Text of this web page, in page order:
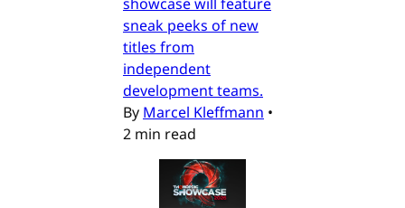
sneak peeks of new
titles from
independent
development teams.
By Marcel Kleffmann •
2 min read